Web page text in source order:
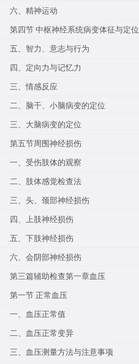
六、精神运动
第四节 中枢神经系统病变体征与定位
五、智力、意志与行为
四、定向力与记忆力
三、情感反应
二、脑干、小脑病变的定位
三、大脑病变的定位
第五节周围神经损伤
一、受伤肢体的观察
二、肢体感觉检查法
三、头、颈部神经损伤
四、上肢神经损伤
五、下肢神经损伤
六、会阴部神经损伤
第三篇辅助检查第一章血压
第一节 正常血压
一、血压正常值
二、血压正常变异
三、血压测量方法与注意事项